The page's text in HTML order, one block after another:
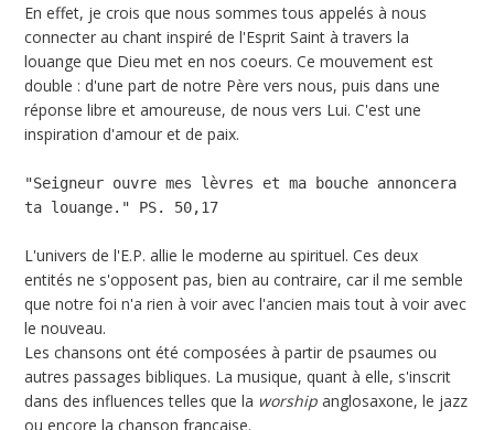
En effet, je crois que nous sommes tous appelés à nous
connecter au chant inspiré de l'Esprit Saint à travers la
louange que Dieu met en nos coeurs. Ce mouvement est
double : d'une part de notre Père vers nous, puis dans une
réponse libre et amoureuse, de nous vers Lui. C'est une
inspiration d'amour et de paix.
"Seigneur ouvre mes lèvres et ma bouche annoncera
L'univers de l'E.P. allie le moderne au spirituel. Ces deux
entités ne s'opposent pas, bien au contraire, car il me semble
que notre foi n'a rien à voir avec l'ancien mais tout à voir avec
le nouveau.
Les chansons ont été composées à partir de psaumes ou
autres passages bibliques. La musique, quant à elle, s'inscrit
dans des influences telles que la worship anglosaxone, le jazz
ou encore la chanson française.